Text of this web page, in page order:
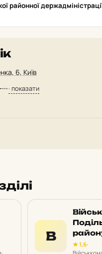
районної
6, Київ
· показати
В
★ 1,6·